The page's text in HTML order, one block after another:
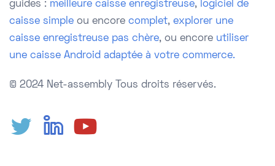
guides : meilleure caisse enregistreuse, logiciel de
caisse simple ou encore complet, explorer une
caisse enregistreuse pas chère, ou encore utiliser
une caisse Android adaptée à votre commerce.
© 2024 Net-assembly Tous droits réservés.